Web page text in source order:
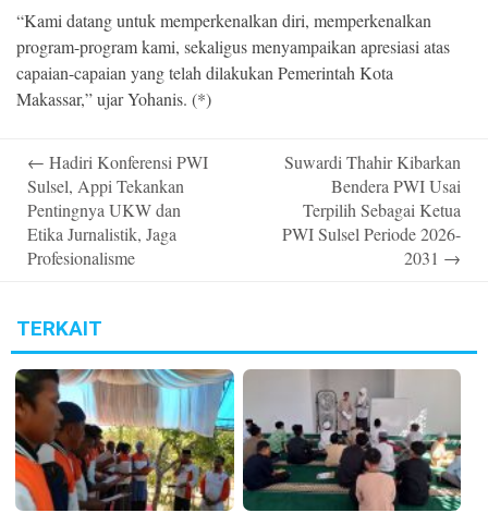
“Kami datang untuk memperkenalkan diri, memperkenalkan
program-program kami, sekaligus menyampaikan apresiasi atas
capaian-capaian yang telah dilakukan Pemerintah Kota
Makassar,” ujar Yohanis. (*)
navigation
← Hadiri Konferensi PWI
Sulsel, Appi Tekankan
Pentingnya UKW dan
Etika Jurnalistik, Jaga
Profesionalisme
Suwardi Thahir Kibarkan
Bendera PWI Usai
Terpilih Sebagai Ketua
PWI Sulsel Periode 2026-
2031 →
TERKAIT